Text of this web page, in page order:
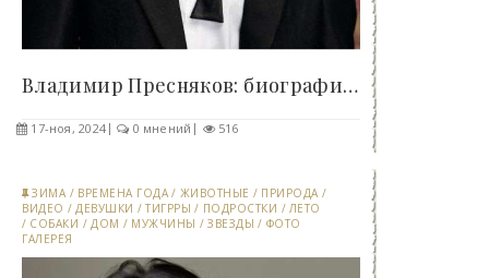
Владимир Пресняков: биография известного..
17-ноя, 2024 0 мнений 516
ЗИМА / ВРЕМЕНА ГОДА / ЖИВОТНЫЕ / ПРИРОДА /
ВИДЕО / ДЕВУШКИ /ТИГРРЫ / ПОДРОСТКИ / ЛЕТО
/ СОБАКИ / ДОМ / МУЖЧИНЫ /ЗВЕЗДЫ / ФОТО
ГАЛЕРЕЯ